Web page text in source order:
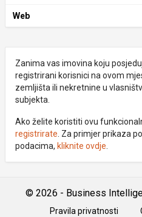
Web
Zanima vas imovina koju
registrirani korisnici na ovom
zemljišta ili nekretnine u
subjekta.
Ako želite koristiti ovu
registrirate . Za primjer prikaza
podacima, kliknite ovdje
© 2026 - Business
Pravila privatnosti